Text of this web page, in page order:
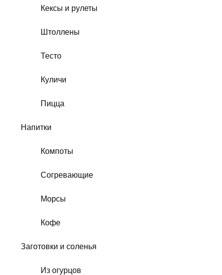
Кексы и рулеты
Штоллены
Тесто
Куличи
Пицца
Напитки
Компоты
Согревающие
Морсы
Кофе
Заготовки и соленья
Из огурцов